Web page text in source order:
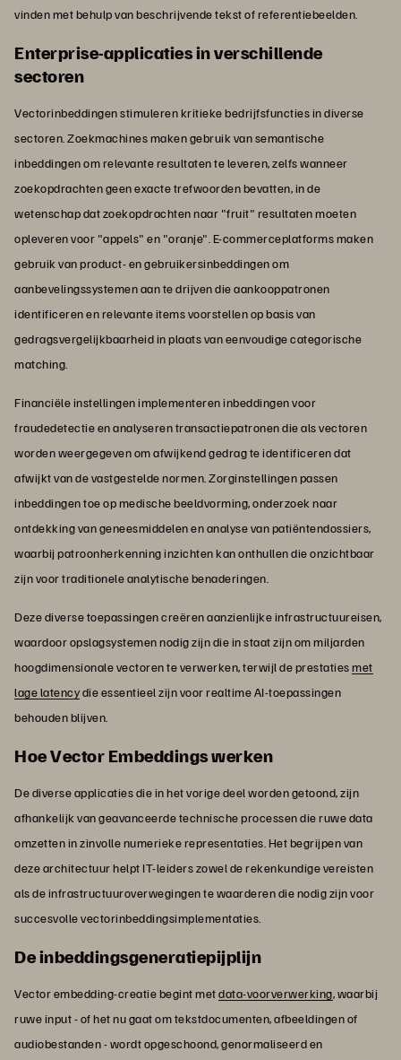
vinden met behulp van beschrijvende tekst of referentiebeelden.
Enterprise-applicaties in verschillende
sectoren
Vectorinbeddingen stimuleren kritieke bedrijfsfuncties in diverse
sectoren. Zoekmachines maken gebruik van semantische
inbeddingen om relevante resultaten te leveren, zelfs wanneer
zoekopdrachten geen exacte trefwoorden bevatten, in de
wetenschap dat zoekopdrachten naar "fruit" resultaten moeten
opleveren voor "appels" en "oranje". E-commerceplatforms maken
gebruik van product- en gebruikersinbeddingen om
aanbevelingssystemen aan te drijven die aankooppatronen
identificeren en relevante items voorstellen op basis van
gedragsvergelijkbaarheid in plaats van eenvoudige categorische
matching.
Financiële instellingen implementeren inbeddingen voor
fraudedetectie en analyseren transactiepatronen die als vectoren
worden weergegeven om afwijkend gedrag te identificeren dat
afwijkt van de vastgestelde normen. Zorginstellingen passen
inbeddingen toe op medische beeldvorming, onderzoek naar
ontdekking van geneesmiddelen en analyse van patiëntendossiers,
waarbij patroonherkenning inzichten kan onthullen die onzichtbaar
zijn voor traditionele analytische benaderingen.
Deze diverse toepassingen creëren aanzienlijke infrastructuureisen,
waardoor opslagsystemen nodig zijn die in staat zijn om miljarden
hoogdimensionale vectoren te verwerken, terwijl de prestatiesmet
lage latencydie essentieel zijn voor realtime AI-toepassingen
behouden blijven.
Hoe Vector Embeddings werken
De diverse applicaties die in het vorige deel worden getoond, zijn
afhankelijk van geavanceerde technische processen die ruwe data
omzetten in zinvolle numerieke representaties. Het begrijpen van
deze architectuur helpt IT-leiders zowel de rekenkundige vereisten
als de infrastructuuroverwegingen te waarderen die nodig zijn voor
succesvolle vectorinbeddingsimplementaties.
De inbeddingsgeneratiepijplijn
Vector embedding-creatie begint metdata-voorverwerking, waarbij
ruwe input - of het nu gaat om tekstdocumenten, afbeeldingen of
audiobestanden - wordt opgeschoond, genormaliseerd en